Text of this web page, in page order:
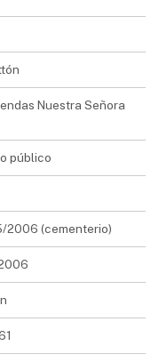
Nuestra Señora
público
2006 (cementerio)